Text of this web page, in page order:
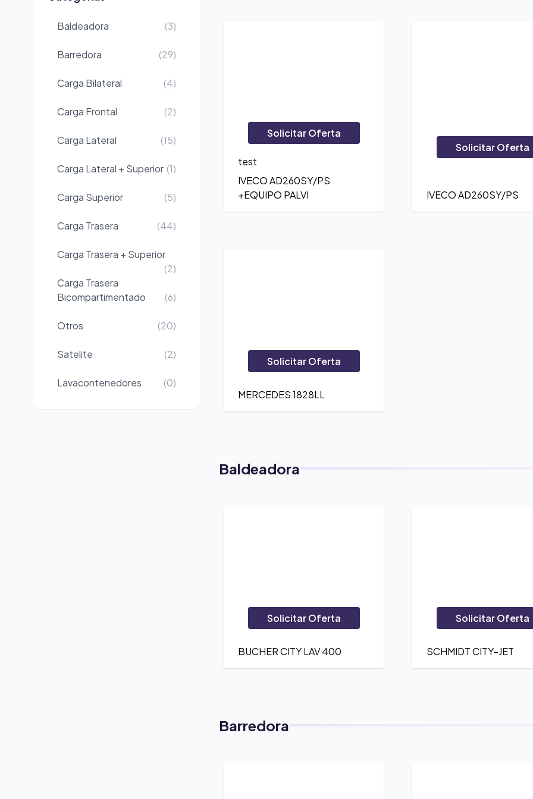
Baldeadora (3)
Barredora (29)
Carga Bilateral (4)
Carga Frontal (2)
Carga Lateral (15)
Carga Lateral + Superior (1)
Carga Superior (5)
Carga Trasera (44)
Carga Trasera + Superior
(2)
Carga Trasera
Bicompartimentado
(6)
Otros (20)
Satelite (2)
Lavacontenedores (0)
Solicitar Oferta
test
IVECO AD260SY/PS
+EQUIPO PALVI
Solicitar Oferta
IVECO AD260SY/PS
Solicitar Oferta
MERCEDES 1828LL
Baldeadora
Solicitar Oferta
BUCHER CITY LAV 400
Solicitar Oferta
SCHMIDT CITY-JET
Barredora